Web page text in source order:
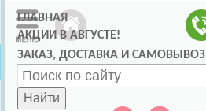
ГЛАВНАЯ
АКЦИИ В АВГУСТЕ!
ЗАКАЗ, ДОСТАВКА И САМОВЫВОЗ
Найти